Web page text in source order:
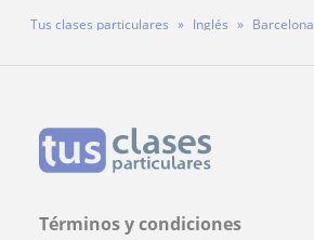
Tus clases particulares Inglés Barcelona
Términos y condiciones